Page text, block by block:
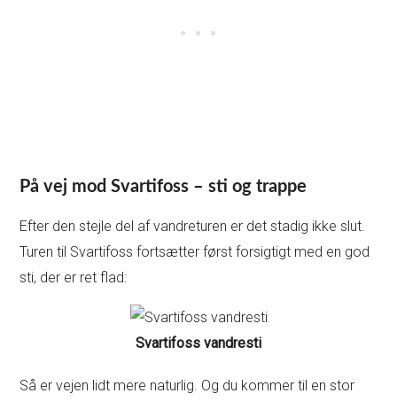
På vej mod Svartifoss – sti og trappe
Efter den stejle del af vandreturen er det stadig ikke slut.
Turen til Svartifoss fortsætter først forsigtigt med en god
sti, der er ret flad:
Svartifoss vandresti
Så er vejen lidt mere naturlig. Og du kommer til en stor